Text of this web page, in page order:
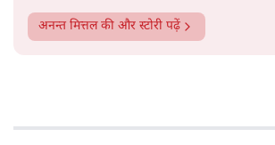
अनन्त मित्तलकी और स्टोरी पढ़ें